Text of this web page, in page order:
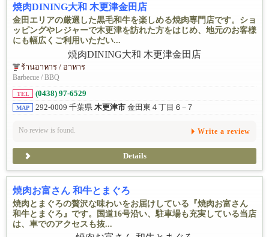
焼肉DINING大和 木更津金田店
金田エリアの厳選した黒毛和牛を楽しめる焼肉専門店です。ショ
ッピングやレジャーで木更津を訪れた方をはじめ、地元のお客様
にも幅広くご利用いただい...
ร้านอาหาร / อาหาร
Barbecue / BBQ
TEL (0438) 97-6529
MAP 292-0009 千葉県 木更津市 金田東４丁目６−７
No review is found. Write a review
Details
焼肉お富さん 和牛とまぐろ
焼肉とまぐろの贅沢な味わいをお届けしている『焼肉お富さん
和牛とまぐろ』です。国道16号沿い、駐車場も充実している当店
は、車でのアクセスも抜...